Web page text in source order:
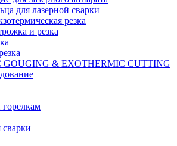
для лазерной сварки
резка
и резка
GOUGING & EXOTHERMIC CUTTING
горелкам